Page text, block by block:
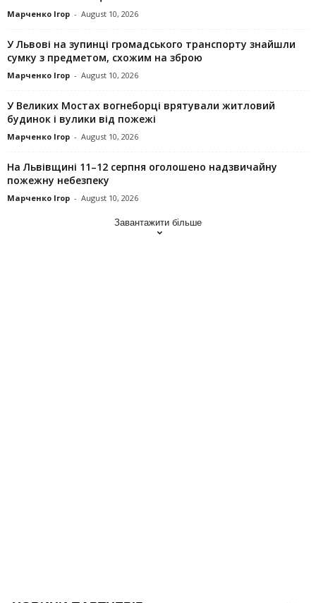
Марченко Ігор - August 10, 2026
У Львові на зупинці громадського транспорту знайшли
сумку з предметом, схожим на зброю
Марченко Ігор - August 10, 2026
У Великих Мостах вогнеборці врятували житловий
будинок і вулики від пожежі
Марченко Ігор - August 10, 2026
На Львівщині 11–12 серпня оголошено надзвичайну
пожежну небезпеку
Марченко Ігор - August 10, 2026
Завантажити більше